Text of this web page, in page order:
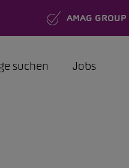
AMAG GROUP
suchen Jobs